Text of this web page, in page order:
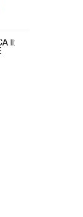
II: